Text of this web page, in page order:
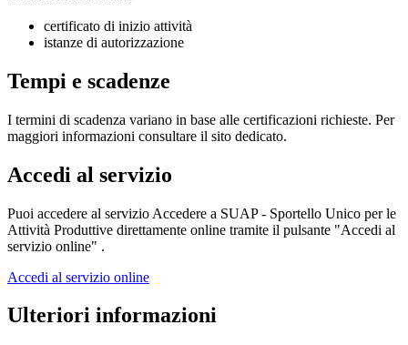
certificato di inizio attività
istanze di autorizzazione
Tempi e scadenze
I termini di scadenza variano in base alle certificazioni richieste. Per
maggiori informazioni consultare il sito dedicato.
Accedi al servizio
Puoi accedere al servizio Accedere a SUAP - Sportello Unico per le
Attività Produttive direttamente online tramite il pulsante "Accedi al
servizio online" .
Accedi al servizio online
Ulteriori informazioni